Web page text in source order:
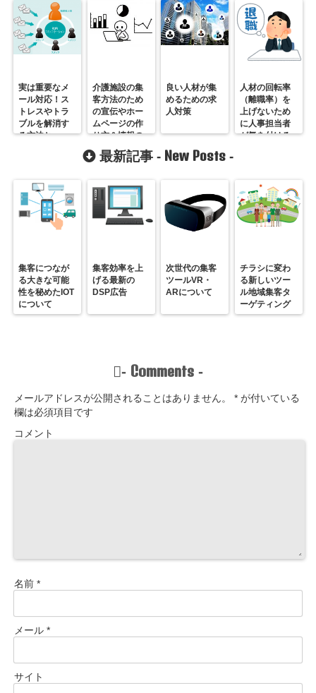
実は重要なメ
ール対応！ス
トレスやトラ
ブルを解消す
る方法と
介護施設の集
客方法のため
の宣伝やホー
ムページの作
り方＆情報の
入れ方
良い人材が集
めるための求
人対策
人材の回転率
（離職率）を
上げないため
に人事担当者
が気を付ける
最新記事 - New Posts -
集客につなが
る大きな可能
性を秘めたIOT
について
集客効率を上
げる最新の
DSP広告
次世代の集客
ツールVR・
ARについて
チラシに変わ
る新しいツー
ル地域集客タ
ーゲティング
- Comments -
メールアドレスが公開されることはありません。 * が付いている
欄は必須項目です
コメント
名前 *
メール *
サイト